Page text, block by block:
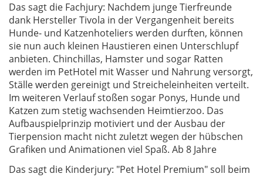
Das sagt die Fachjury: Nachdem junge Tierfreunde
dank Hersteller Tivola in der Vergangenheit bereits
Hunde- und Katzenhoteliers werden durften, können
sie nun auch kleinen Haustieren einen Unterschlupf
anbieten. Chinchillas, Hamster und sogar Ratten
werden im PetHotel mit Wasser und Nahrung versorgt,
Ställe werden gereinigt und Streicheleinheiten verteilt.
Im weiteren Verlauf stoßen sogar Ponys, Hunde und
Katzen zum stetig wachsenden Heimtierzoo. Das
Aufbauspielprinzip motiviert und der Ausbau der
Tierpension macht nicht zuletzt wegen der hübschen
Grafiken und Animationen viel Spaß. Ab 8 Jahre
Das sagt die Kinderjury: "Pet Hotel Premium" soll beim